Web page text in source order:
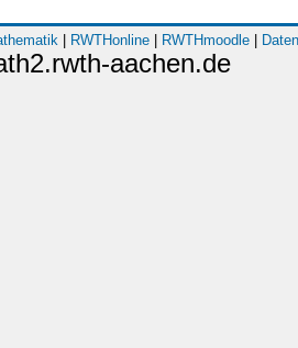
RWTHonline RWTHmoodle
aachen.de